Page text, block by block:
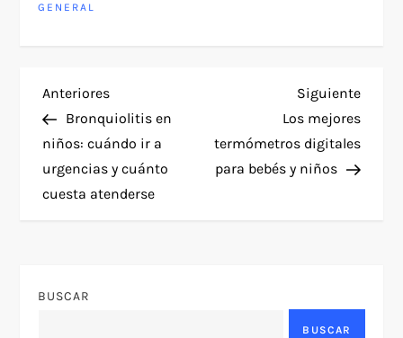
GENERAL
N
a
v
a
Entrada
anterior
Anteriores
Bronquiolitis en
niños: cuándo ir a
urgencias y cuánto
cuesta atenderse
Siguiente
Los mejores
termómetros digitales
para bebés y niños
BUSCAR
BUSCAR